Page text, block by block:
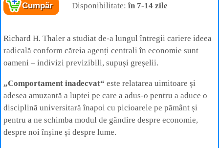
Cumpăr
Disponibilitate:în 7-14 zile
Richard H. Thaler a studiat de-a lungul întregii cariere ideea
radicală conform căreia agenți centrali în economie sunt
oameni – indivizi previzibili, supuși greșelii.
„Comportament inadecvat“ este relatarea uimitoare și
adesea amuzantă a luptei pe care a adus-o pentru a aduce o
disciplină universitară înapoi cu picioarele pe pământ și
pentru a ne schimba modul de gândire despre economie,
despre noi înșine și despre lume.